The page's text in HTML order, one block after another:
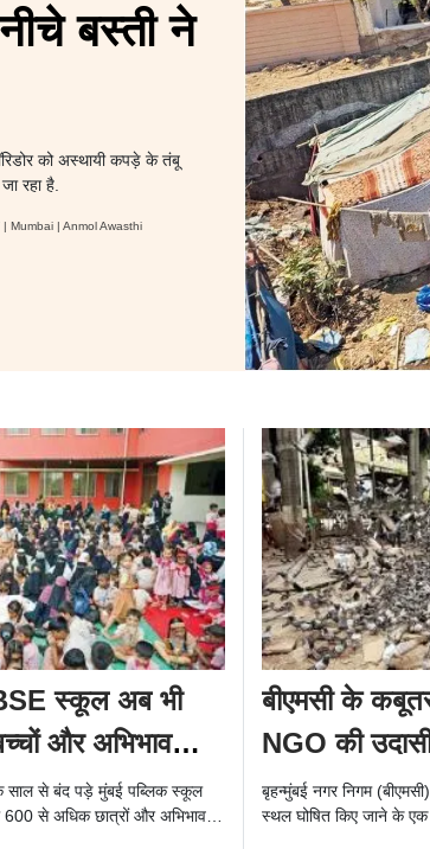
बस्ती ने
को अस्थायी कपड़े के तंबू
रहा है.
Mumbai | Anmol Awasthi
स्कूल अब भी
और अभिभावकों
से बंद पड़े मुंबई पब्लिक स्कूल
600 से अधिक छात्रों और अभिभावकों
बीएमसी के
NGO की
में
बृहन्मुंबई नगर निगम
स्थल घोषित किए जाने के एक